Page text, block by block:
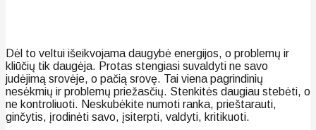
Dėl to veltui išeikvojama daugybė energijos, o problemų ir
kliūčių tik daugėja. Protas stengiasi suvaldyti ne savo
judėjimą srovėje, o pačią srovę. Tai viena pagrindinių
nesėkmių ir problemų priežasčių. Stenkitės daugiau stebėti, o
ne kontroliuoti. Neskubėkite numoti ranka, prieštarauti,
ginčytis, įrodinėti savo, įsiterpti, valdyti, kritikuoti.